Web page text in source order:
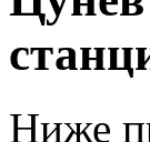
Ниже